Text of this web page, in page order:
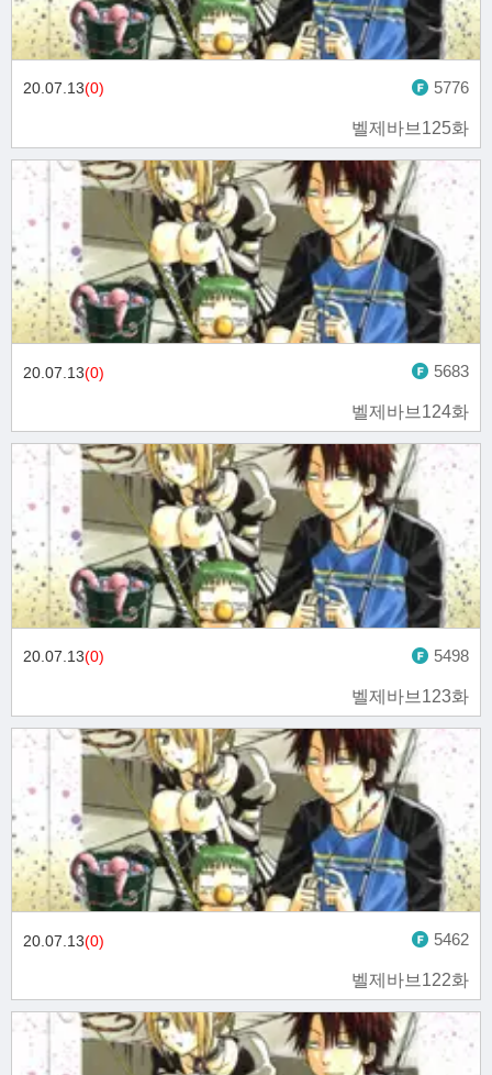
벨제바브125화
20.07.13(0) 5776
벨제바브124화
20.07.13(0) 5683
벨제바브123화
20.07.13(0) 5498
벨제바브122화
20.07.13(0) 5462